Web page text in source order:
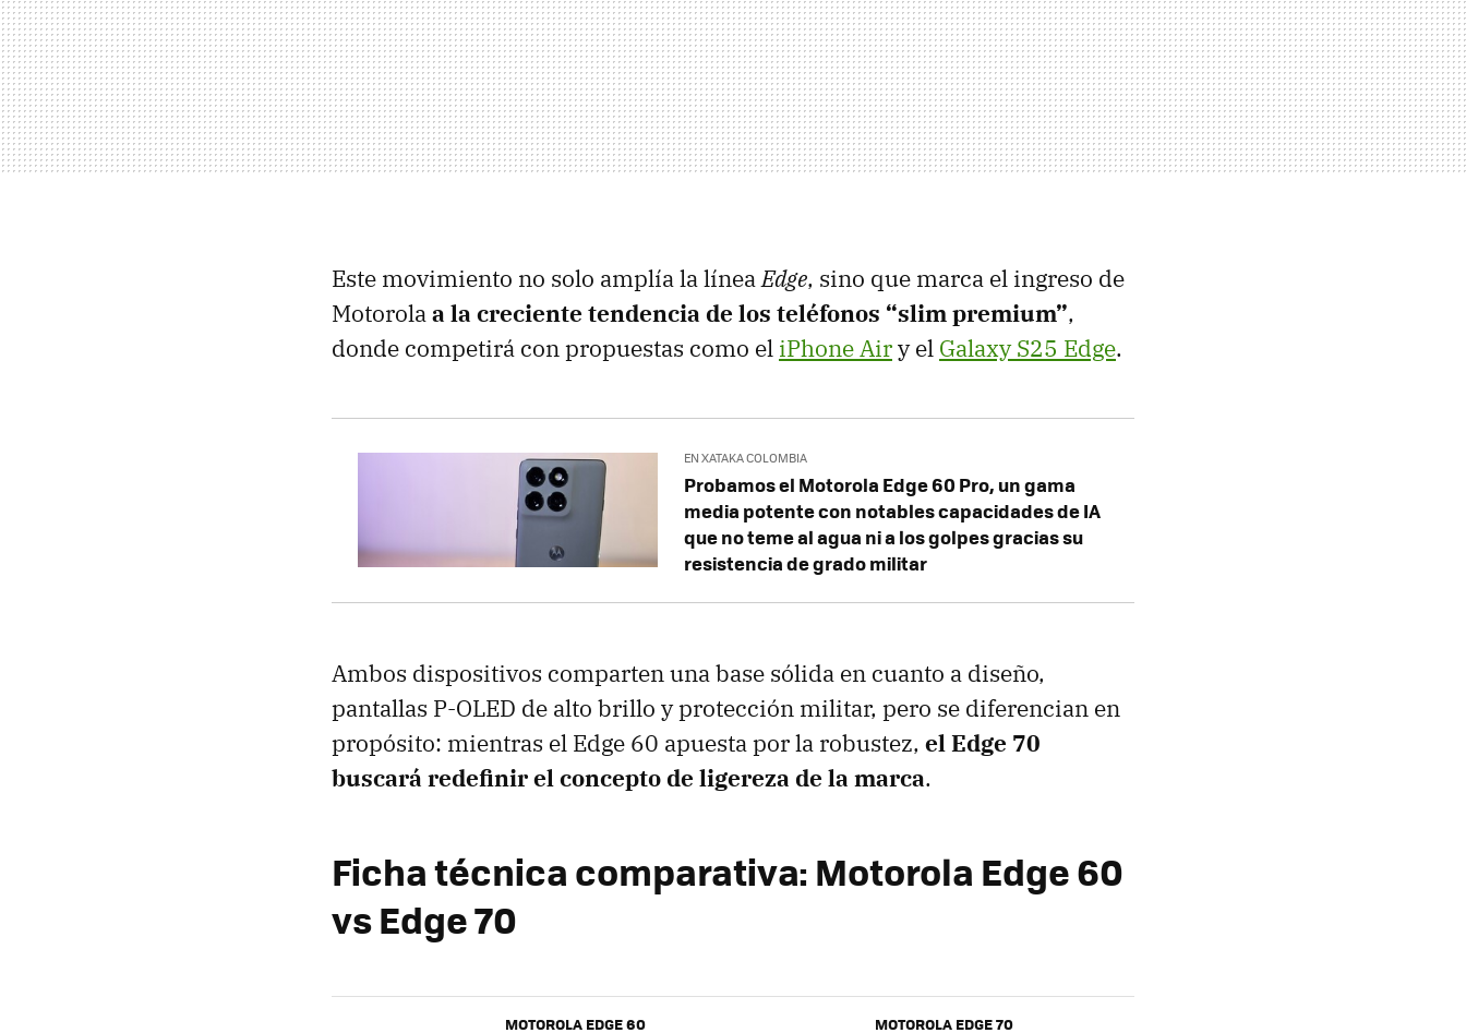
Este movimiento no solo amplía la líneaEdge, sino que marca el ingreso de
Motorolaa la creciente tendencia de los teléfonos “slim premium”,
donde competirá con propuestas como el iPhone Airy el Galaxy S25 Edge.
EN XATAKA COLOMBIA
Probamos el Motorola Edge 60 Pro, un gama
media potente con notables capacidades de IA
que no teme al agua ni a los golpes gracias su
resistencia de grado militar
Ambos dispositivos comparten una base sólida en cuanto a diseño,
pantallas P-OLED de alto brillo y protección militar, pero se diferencian en
propósito: mientras el Edge 60 apuesta por la robustez, el Edge 70
buscará redefinir el concepto de ligereza de la marca.
Ficha técnica comparativa: Motorola Edge 60
vs Edge 70
MOTOROLA EDGE 60 MOTOROLA EDGE 70